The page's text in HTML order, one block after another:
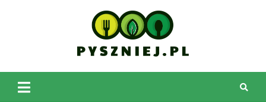
pyszniej.pl